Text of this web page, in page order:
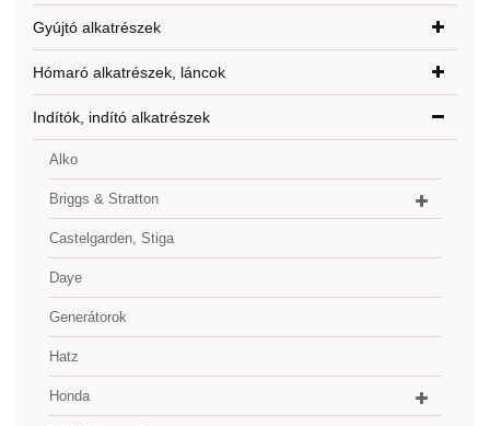
Gyújtó alkatrészek
Hómaró alkatrészek, láncok
Indítók, indító alkatrészek
Alko
Briggs & Stratton
Castelgarden, Stiga
Daye
Generátorok
Hatz
Honda